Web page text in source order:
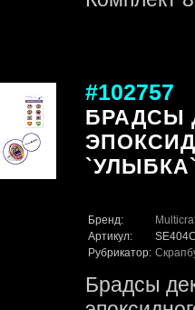
#102757
БРАДСЫ
Бренд:
Артикул:
Рубрикатор:
Брадсы